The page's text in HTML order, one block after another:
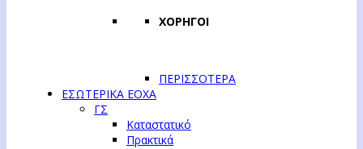
ΧΟΡΗΓΟΙ
ΠΕΡΙΣΣΟΤΕΡΑ
ΕΣΩΤΕΡΙΚΑ ΕΟΧΑ
ΓΣ
Καταστατικό
Πρακτικά